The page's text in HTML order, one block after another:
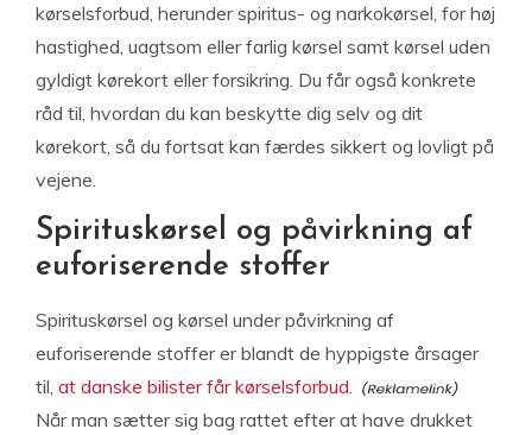
kørselsforbud, herunder spiritus- og narkokørsel, for høj
hastighed, uagtsom eller farlig kørsel samt kørsel uden
gyldigt kørekort eller forsikring. Du får også konkrete
råd til, hvordan du kan beskytte dig selv og dit
kørekort, så du fortsat kan færdes sikkert og lovligt på
vejene.
Spirituskørsel og påvirkning af
euforiserende stoffer
Spirituskørsel og kørsel under påvirkning af
euforiserende stoffer er blandt de hyppigste årsager
til, at danske bilister får kørselsforbud.
Når man sætter sig bag rattet efter at have drukket